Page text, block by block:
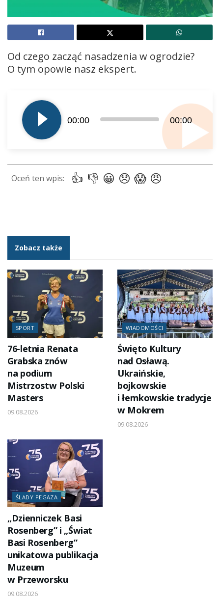
Od czego zacząć nasadzenia w ogrodzie?
O tym opowie nasz ekspert.
plików
dźwiękowych
00:00 00:00
Zobacz także
SPORT
76-letnia Renata
Grabska znów
na podium
Mistrzostw Polski
Masters
09.08.2026
WIADOMOŚCI
Święto Kultury
nad Osławą.
Ukraińskie,
bojkowskie
i łemkowskie tradycje
w Mokrem
09.08.2026
ŚLADY PEGAZA
„Dzienniczek Basi
Rosenberg” i „Świat
Basi Rosenberg”
unikatowa publikacja
Muzeum
w Przeworsku
09.08.2026